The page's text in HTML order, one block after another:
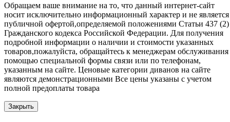
Обращаем ваше внимание на то, что данный интернет-сайт
носит исключительно информационный характер и не является
публичной офертой,определяемой положениями Статьи 437 (2)
Гражданского кодекса Российской Федерации. Для получения
подробной информации о наличии и стоимости указанных
товаров,пожалуйста, обращайтесь к менеджерам обслуживания
помощью специальной формы связи или по телефонам,
указанным на сайте. Ценовые категории диванов на сайте
являются демонстрационными Все цены указаны с учетом
полной предоплаты товара
Закрыть